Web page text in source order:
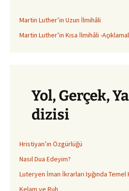
Martin Luther’in Uzun İlmihâli
Martin Luther’in Kısa İlmihâli -
Yol, Gerçek,
dizisi
Hristiyan’ın Özgürlüğü
Nasıl Dua Edeyim?
Luteryen İman İkrarları Işığında Temel
Kelam ve Ruh